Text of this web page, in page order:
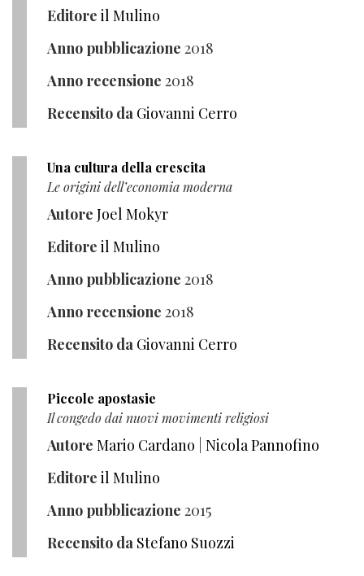
Editore il Mulino
Anno pubblicazione 2018
Anno recensione 2018
Recensito da Giovanni Cerro
Una cultura della crescita
Le origini dell’economia moderna
Autore Joel Mokyr
Editore il Mulino
Anno pubblicazione 2018
Anno recensione 2018
Recensito da Giovanni Cerro
Piccole apostasie
Il congedo dai nuovi movimenti religiosi
Autore Mario Cardano Nicola Pannofino
Editore il Mulino
Anno pubblicazione 2015
Recensito da Stefano Suozzi